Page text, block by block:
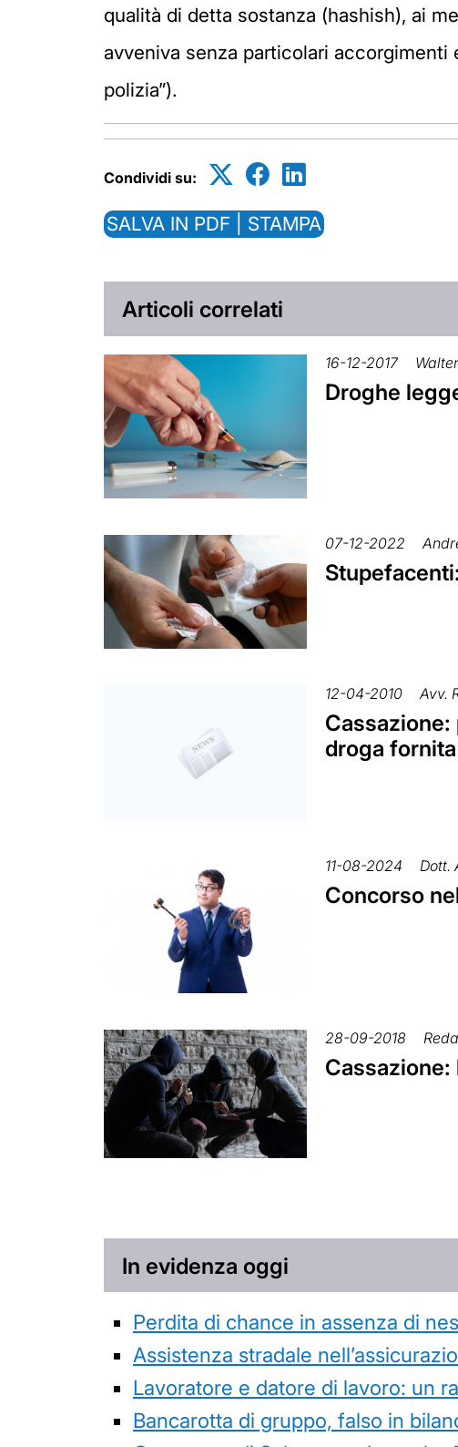
qualità di detta sostanza (hashish), ai
avveniva senza particolari
polizia”).
Condividi su:
SALVA IN PDF | STAMPA
Articoli correlati
16-12-2017
Droghe
07-12-2022
12-04-2010 Avv.
droga fornita
11-08-2024 Dott.
Concorso
28-09-2018
In evidenza oggi
Perdita di chance in assenza di
Assistenza stradale
Lavoratore e datore di lavoro: un
Bancarotta di gruppo, falso in